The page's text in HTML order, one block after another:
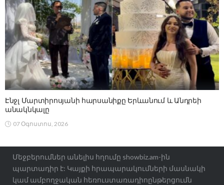
Էնջլ Մարտիրոսյանի հարսանիքը Երևանում և Անդրեի
անակնկալը
07 Օգոստոս, 2026
Մեջբերումներ անելիս հղումը showbiz.am-ին
պարտադիր է: Կայքի հրապարակումների մասնակի
կամ ամբողջական հեռուստառադիոընթերցումն